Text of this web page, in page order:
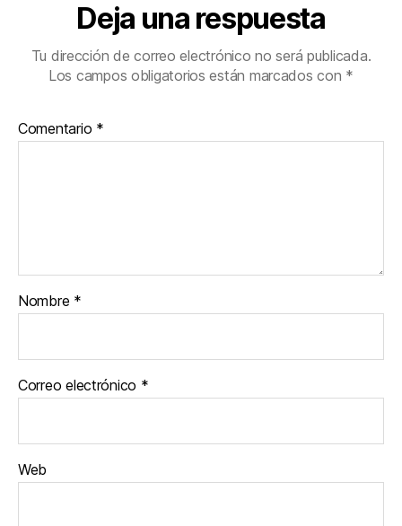
Deja una respuesta
Tu dirección de correo electrónico no será publicada.
Los campos obligatorios están marcados con *
Comentario *
Nombre *
Correo electrónico *
Web